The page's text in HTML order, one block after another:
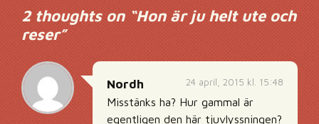
2 thoughts on “Hon är ju helt ute och
reser”
24 april, 2015 kl. 15:48
Nordh
Misstänks ha? Hur gammal är
egentligen den här tjuvlyssningen?